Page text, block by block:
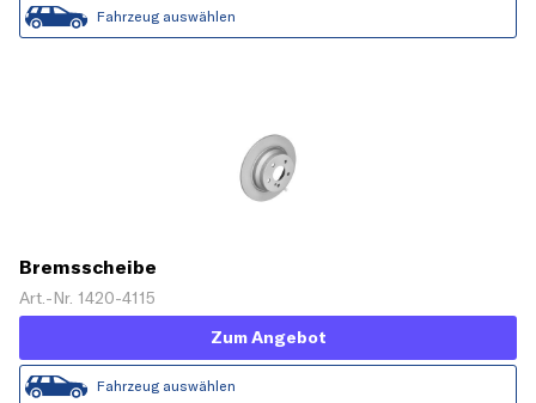
Fahrzeug auswählen
Bremsscheibe
Art.-Nr. 1420-4115
Zum Angebot
Fahrzeug auswählen